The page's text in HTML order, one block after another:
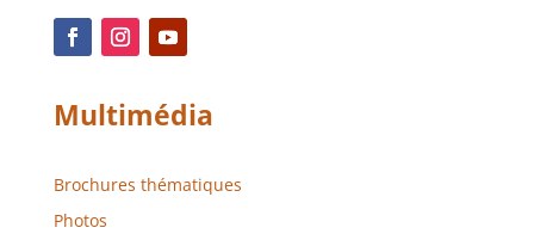
Multimédia
Brochures thématiques
Photos